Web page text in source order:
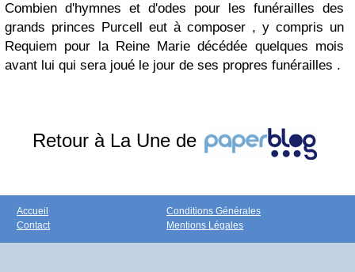
Combien d'hymnes et d'odes pour les funérailles des
grands princes Purcell eut à composer , y compris un
Requiem pour la Reine Marie décédée quelques mois
avant lui qui sera joué le jour de ses propres funérailles .
Retour à La Une de
Accueil
Contact
Conditions Générales
Mentions Légales